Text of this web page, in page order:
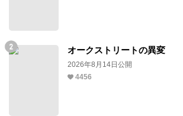
オークストリートの異変
2026年8月14日公開
4456